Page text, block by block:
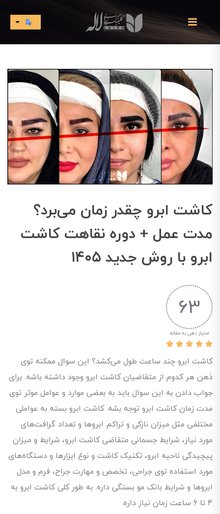
کاشت ابرو چقدر زمان می‌برد؟
مدت عمل + دوره نقاهت کاشت
ابرو با روش جدید ۱۴۰۵
63
امتیاز دهی به مقاله
کاشت ابرو چند ساعت طول می‌کشد؟ این سوال ممکنه توی
ذهن هر کدوم از متقاضیان کاشت ابرو وجود داشته باشه. برای
جواب دادن به این سوال باید به بعضی موارد و عوامل موثر توی
مدت زمان کاشت ابرو توجه بشه. کاشت ابرو بسته به عواملی
مختلفی مثل میزان نازکی و تراکم ابروها و تعداد گرافت‌های
مورد نیاز، شرایط جسمانی متقاضی کاشت ابرو، شرایط و میزان
پیچیدگی ناحیه ابرو، تکنیک کاشت و نوع ابزارها و دستگاه‌های
مورد استفاده توی جراحی، تخصص و مهارت جراح، فرم و مدل
ابروها و شرایط بانک مو بستگی داره. به طور کلی کاشت ابرو به
4 تا 6 ساعت زمان نیاز داره.